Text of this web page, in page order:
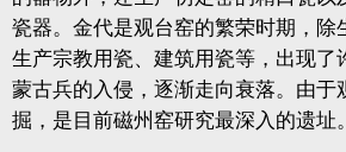
瓷器。金代是观台窑的繁荣时期，除
生产宗教用瓷、建筑用瓷等，出现了
蒙古兵的入侵，逐渐走向衰落。由于
掘，是目前磁州窑研究最深入的遗址。